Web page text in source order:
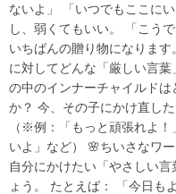
ないよ」 「いつでもここに
し、弱くてもいい。 「こう
いちばんの贈り物になりま
に対してどんな「厳しい言
の中のインナーチャイルド
か？ 今、その子にかけ直し
（※例：「もっと頑張れよ
いよ」など） 🌸ちいさなワ
自分にかけたい「やさしい
ょう。 たとえば： 「今日も